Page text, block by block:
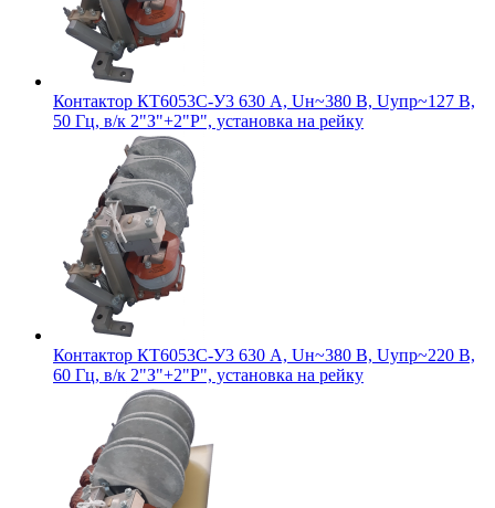
Контактор КТ6053С-У3 630 А, Uн~380 В, Uупр~127 В,
50 Гц, в/к 2"З"+2"Р", установка на рейку
Контактор КТ6053С-У3 630 А, Uн~380 В, Uупр~220 В,
60 Гц, в/к 2"З"+2"Р", установка на рейку